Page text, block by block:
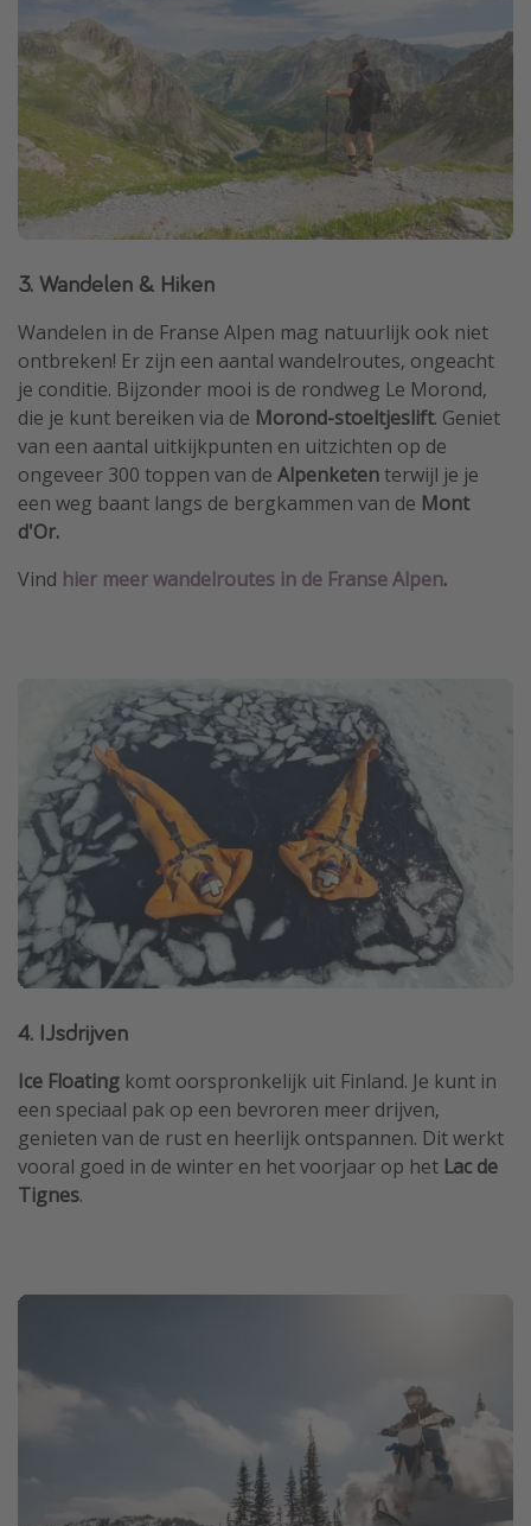
3. Wandelen & Hiken
Wandelen in de Franse Alpen mag natuurlijk ook niet
ontbreken! Er zijn een aantal wandelroutes, ongeacht
je conditie. Bijzonder mooi is de rondweg Le Morond,
die je kunt bereiken via de Morond-stoeltjeslift. Geniet
van een aantal uitkijkpunten en uitzichten op de
ongeveer 300 toppen van de Alpenketen terwijl je je
een weg baant langs de bergkammen van de Mont
d'Or.
Vind hier meer wandelroutes in de Franse Alpen.
4. IJsdrijven
Ice Floating komt oorspronkelijk uit Finland. Je kunt in
een speciaal pak op een bevroren meer drijven,
genieten van de rust en heerlijk ontspannen. Dit werkt
vooral goed in de winter en het voorjaar op het Lac de
Tignes.